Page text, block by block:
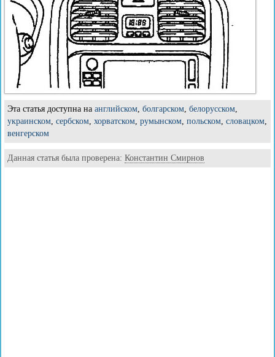
Эта статья доступна на английском, болгарском, белорусском,
украинском, сербском, хорватском, румынском, польском, словацком,
венгерском
Данная статья была проверена: Константин Смирнов